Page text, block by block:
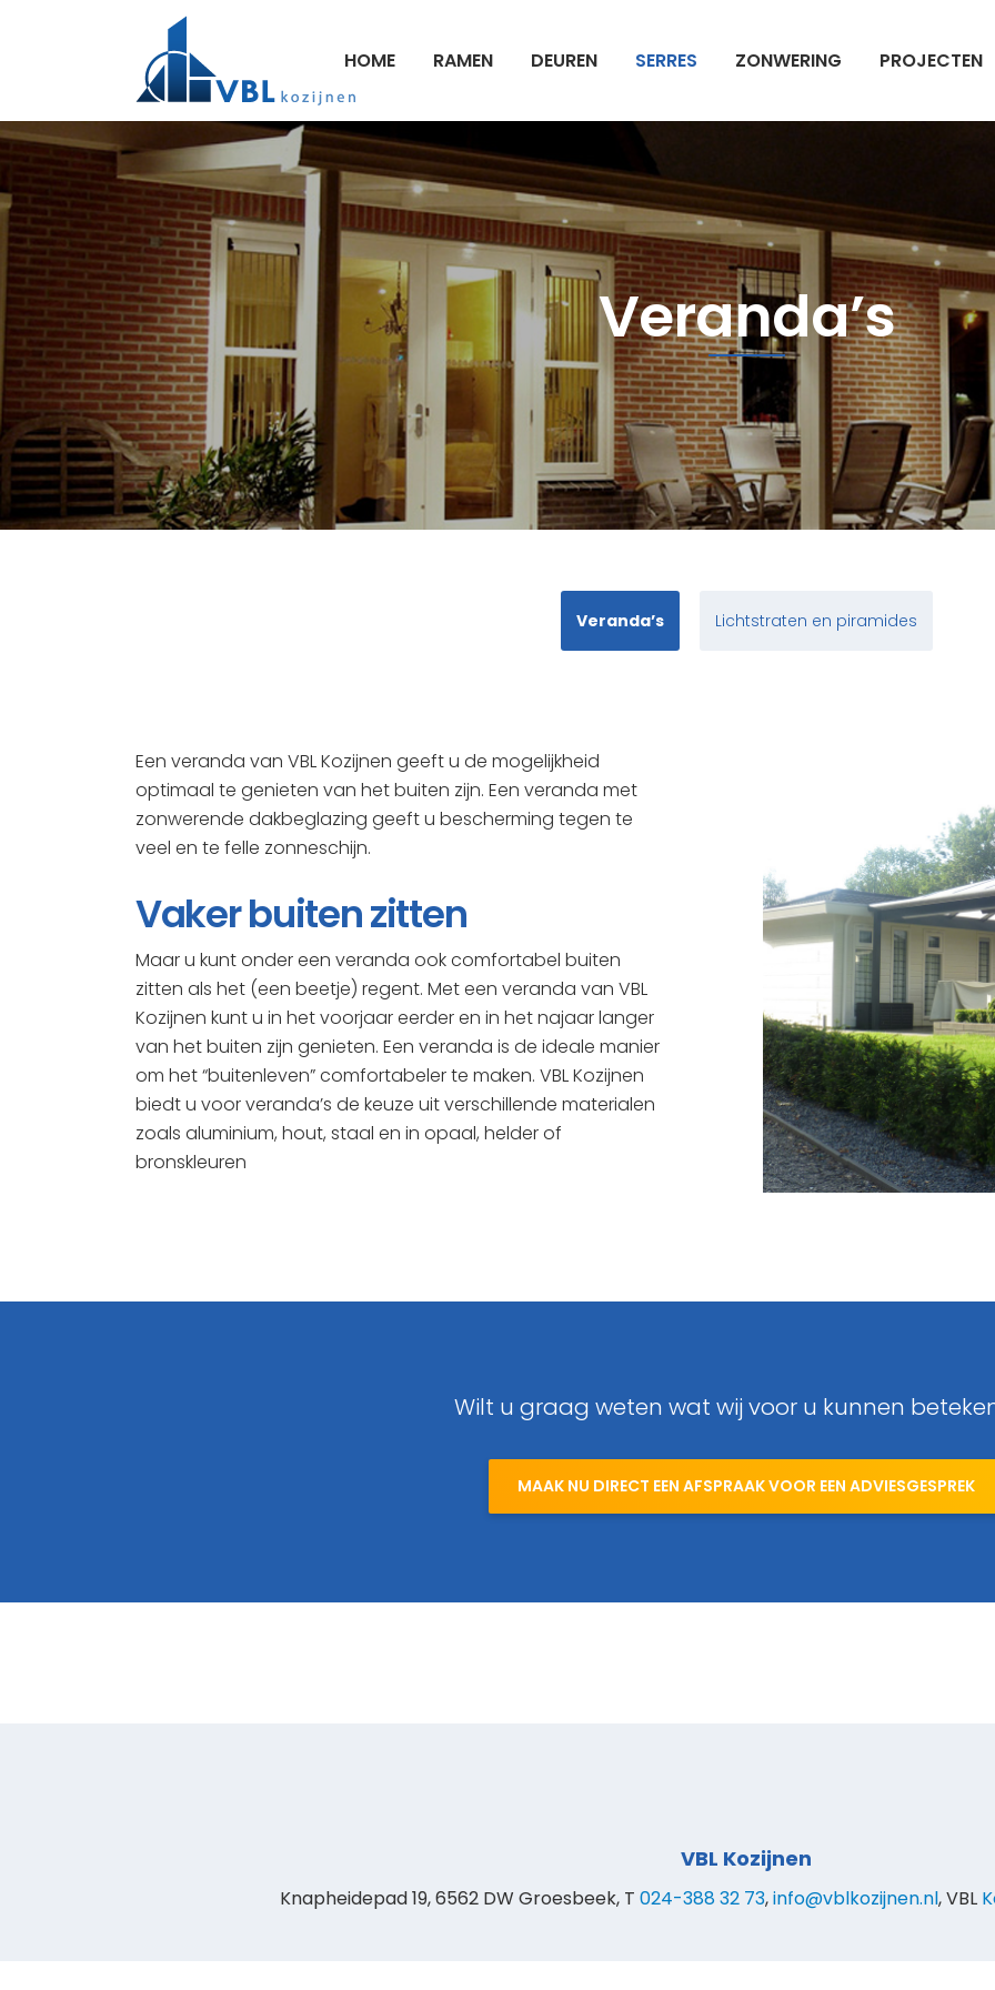
HOME RAMEN DEUREN SERRES ZONWERING PROJECTEN
Veranda’s
Veranda’s Lichtstraten en piramides
Een veranda van VBL Kozijnen geeft u de mogelijkheid
optimaal te genieten van het buiten zijn. Een veranda met
zonwerende dakbeglazing geeft u bescherming tegen te
veel en te felle zonneschijn.
Vaker buiten zitten
Maar u kunt onder een veranda ook comfortabel buiten
zitten als het (een beetje) regent. Met een veranda van VBL
Kozijnen kunt u in het voorjaar eerder en in het najaar langer
van het buiten zijn genieten. Een veranda is de ideale manier
om het “buitenleven” comfortabeler te maken. VBL Kozijnen
biedt u voor veranda’s de keuze uit verschillende materialen
zoals aluminium, hout, staal en in opaal, helder of
bronskleuren
Wilt u graag weten wat wij voor u kunnen
MAAK NU DIRECT EEN AFSPRAAK VOOR EEN ADVIESGESPREK
VBL Kozijnen
Knapheidepad 19, 6562 DW Groesbeek, T 024-388 32 73,info@vblkozijnen.nl, VBL